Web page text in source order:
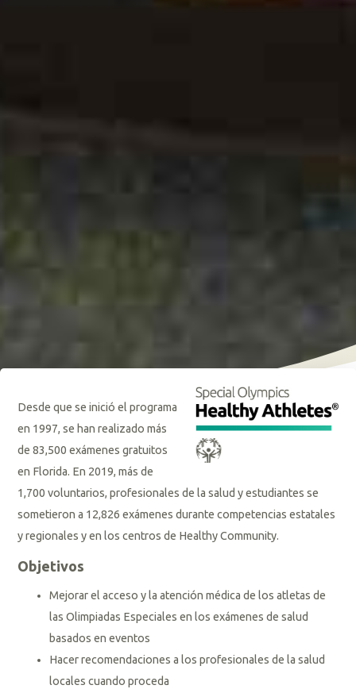
Desde que se inició el programa
en 1997, se han realizado más
de 83,500 exámenes gratuitos
en Florida. En 2019, más de
1,700 voluntarios, profesionales de la salud y estudiantes se
sometieron a 12,826 exámenes durante competencias estatales
y regionales y en los centros de Healthy Community.
Objetivos
Mejorar el acceso y la atención médica de los atletas de
las Olimpiadas Especiales en los exámenes de salud
basados en eventos
Hacer recomendaciones a los profesionales de la salud
locales cuando proceda